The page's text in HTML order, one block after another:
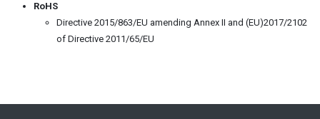
RoHS
Directive 2015/863/EU amending Annex II and (EU)2017/2102
of Directive 2011/65/EU